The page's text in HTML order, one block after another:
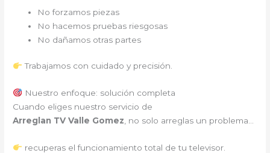
No forzamos piezas
No hacemos pruebas riesgosas
No dañamos otras partes
Trabajamos con cuidado y precisión.
Nuestro enfoque: solución completa
Cuando eliges nuestro servicio de
Arreglan TV Valle Gomez , no solo arreglas un problema…
recuperas el funcionamiento total de tu televisor.